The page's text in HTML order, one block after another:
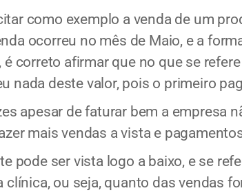
como exemplo a venda de um
ocorreu no mês de Maio, e a
correto afirmar que no que se
nada deste valor, pois o primeiro
apesar de faturar bem a empresa
mais vendas a vista e
pode ser vista logo a baixo, e se
ou seja, quanto das vendas